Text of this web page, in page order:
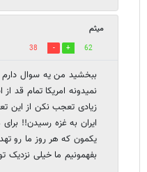
میثم
62
38
ببخشید من یه سوال
نمیدونه امریکا تمام قد
زیادی تعجب نکن از
ایران به غزه رسیدن!!
یکمون که هر روز ما رو
بفهمونیم ما خیلی نزدیک